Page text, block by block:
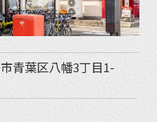
青葉区八幡3丁目1-